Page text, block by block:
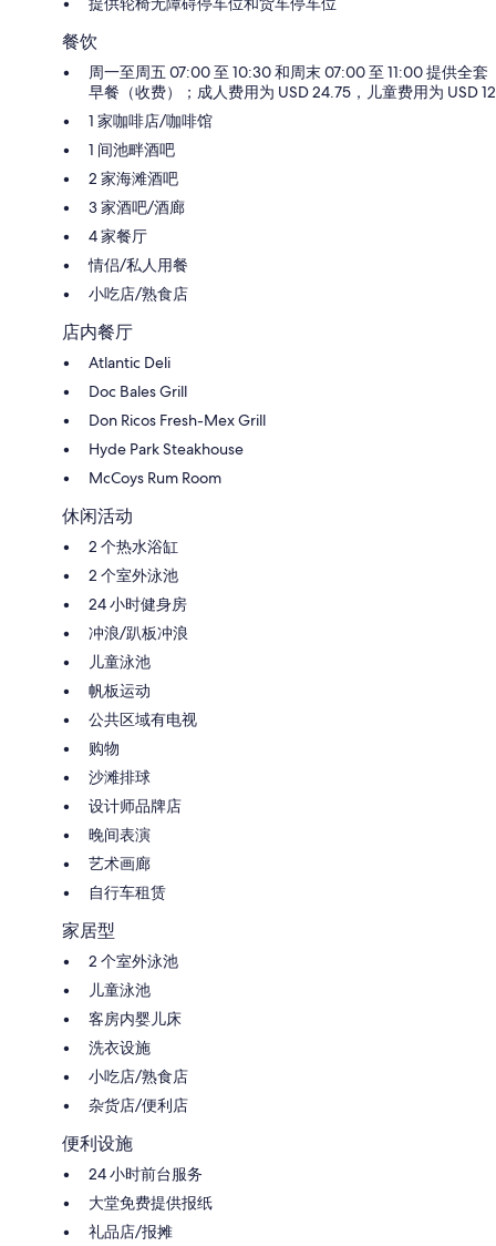
餐饮
周一至周五 07:00 至 10:30 和周末 07:00 至 11:00 提供全套
早餐（收费）；成人费用为 USD 24.75，儿童费用为 USD 12
1 家咖啡店/咖啡馆
1 间池畔酒吧
2 家海滩酒吧
3 家酒吧/酒廊
4 家餐厅
情侣/私人用餐
小吃店/熟食店
店内餐厅
Atlantic Deli
Doc Bales Grill
Don Ricos Fresh-Mex Grill
Hyde Park Steakhouse
McCoys Rum Room
休闲活动
2 个热水浴缸
2 个室外泳池
24 小时健身房
冲浪/趴板冲浪
儿童泳池
帆板运动
公共区域有电视
购物
沙滩排球
设计师品牌店
晚间表演
艺术画廊
自行车租赁
家居型
2 个室外泳池
儿童泳池
客房内婴儿床
洗衣设施
小吃店/熟食店
杂货店/便利店
便利设施
24 小时前台服务
大堂免费提供报纸
礼品店/报摊